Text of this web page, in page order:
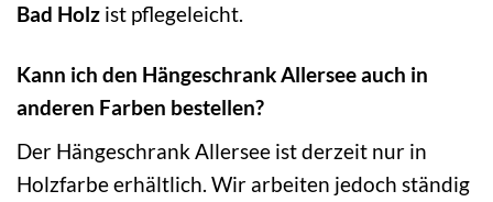
Bad Holz ist pflegeleicht.
Kann ich den Hängeschrank Allersee auch in
anderen Farben bestellen?
Der Hängeschrank Allersee ist derzeit nur in
Holzfarbe erhältlich. Wir arbeiten jedoch ständig